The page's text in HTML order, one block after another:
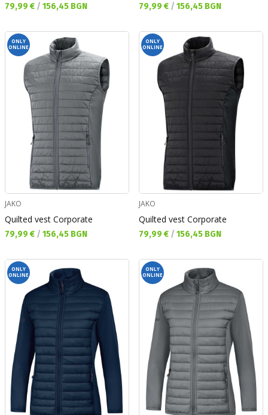
Текуща цена:
79,99 € / 156,45 BGN Текуща цена:
79,99 € / 156,45 BGN
ONLY
ONLINE
JAKO
Quilted vest Corporate
Текуща цена:
79,99 € / 156,45 BGN
ONLY
ONLINE
JAKO
Quilted vest Corporate
Текуща цена:
79,99 € / 156,45 BGN
ONLY
ONLINE
ONLY
ONLINE